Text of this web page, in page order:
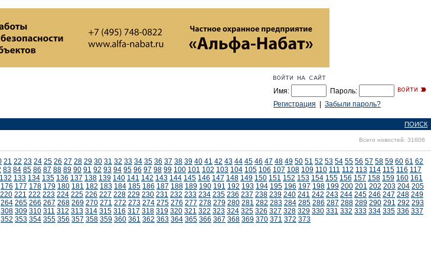
Имя:
Пароль:
Регистрация
Забыли пароль?
ПОИСК
Всего новостей: 31606
21 22 23 24 25 26 27 28 29 30 31 32 33 34 35 36 37 38 39 40 41 42 43 44 45 46 47 48 49 50 51 52 53 54 55 56 57 58 59 60 61 62
83 84 85 86 87 88 89 90 91 92 93 94 95 96 97 98 99 100 101 102 103 104 105 106 107 108 109 110 111 112 113 114 115 116 117
132 133 134 135 136 137 138 139 140 141 142 143 144 145 146 147 148 149 150 151 152 153 154 155 156 157 158 159 160 161
176 177 178 179 180 181 182 183 184 185 186 187 188 189 190 191 192 193 194 195 196 197 198 199 200 201 202 203 204 205
220 221 222 223 224 225 226 227 228 229 230 231 232 233 234 235 236 237 238 239 240 241 242 243 244 245 246 247 248 249
264 265 266 267 268 269 270 271 272 273 274 275 276 277 278 279 280 281 282 283 284 285 286 287 288 289 290 291 292 293
308 309 310 311 312 313 314 315 316 317 318 319 320 321 322 323 324 325 326 327 328 329 330 331 332 333 334 335 336 337
352 353 354 355 356 357 358 359 360 361 362 363 364 365 366 367 368 369 370 371 372 373